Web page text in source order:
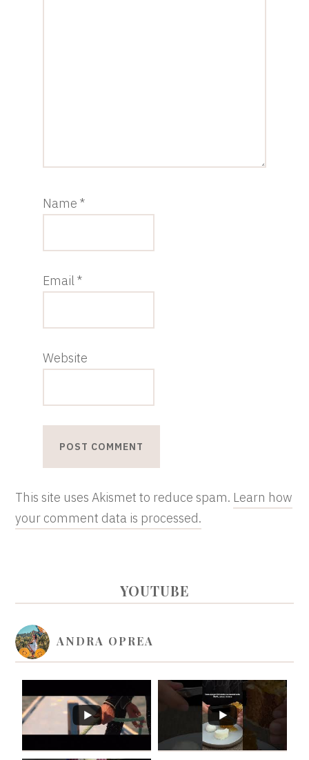
Name*
Email*
Website
This site uses Akismet to reduce spam. Learn how
your comment data is processed.
PRIMARY
SIDEBAR
YOUTUBE
ANDRA OPREA